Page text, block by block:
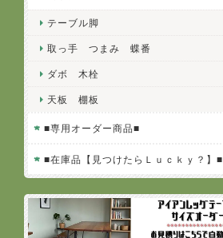
テーブル脚
取っ手 つまみ 蝶番
ダボ 木栓
天板 棚板
■専用オーダー商品■
■在庫品【見つけたらＬｕｃｋｙ？】■